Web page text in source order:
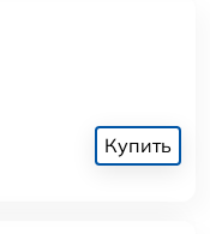
Купить